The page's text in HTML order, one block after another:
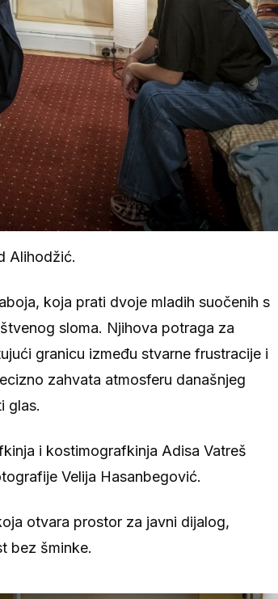
Alihodžić.
koja prati dvoje mladih suočenih s
sloma. Njihova potraga za
granicu između stvarne frustracije i
zahvata atmosferu današnjeg
glas.
i kostimografkinja Adisa Vatreš
Velija Hasanbegović.
otvara prostor za javni dijalog,
bez šminke.